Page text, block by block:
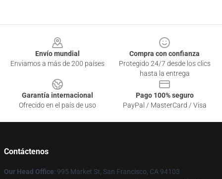
Envío mundial
Enviamos a más de 200 países
Compra con confianza
Protegido 24/7 desde los clics
hasta la entrega
Garantía internacional
Ofrecido en el país de uso
Pago 100% seguro
PayPal / MasterCard / Visa
Contáctenos
Our Head Office: 995 Market St, San Francisco, CA 94103